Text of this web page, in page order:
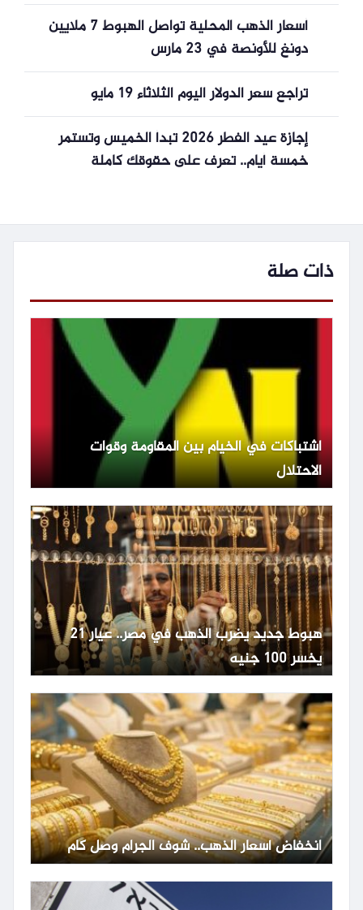
أسعار الذهب المحلية تواصل الهبوط 7 ملايين
دونغ للأونصة في 23 مارس
تراجع سعر الدولار اليوم الثلاثاء 19 مايو
إجازة عيد الفطر 2026 تبدأ الخميس وتستمر
خمسة أيام.. تعرف على حقوقك كاملة
ذات صلة
اشتباكات في الخيام بين المقاومة وقوات
الاحتلال
هبوط جديد يضرب الذهب في مصر.. عيار 21
يخسر 100 جنيه
انخفاض أسعار الذهب.. شوف الجرام وصل كام